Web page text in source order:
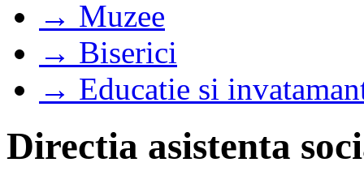
→ Muzee
→ Biserici
→ Educatie si
Directia asistenta